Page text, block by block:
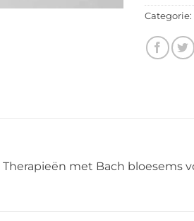
Categorie:
met Bach bloesems